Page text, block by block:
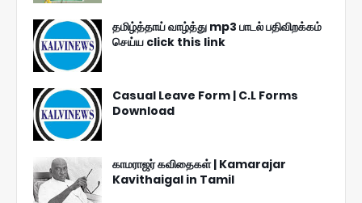
தமிழ்த்தாய் வாழ்த்து mp3 பாடல் பதிவிறக்கம்
செய்ய click this link
Casual Leave Form | C.L Forms
Download
காமராஜர் கவிதைகள் | Kamarajar
Kavithaigal in Tamil